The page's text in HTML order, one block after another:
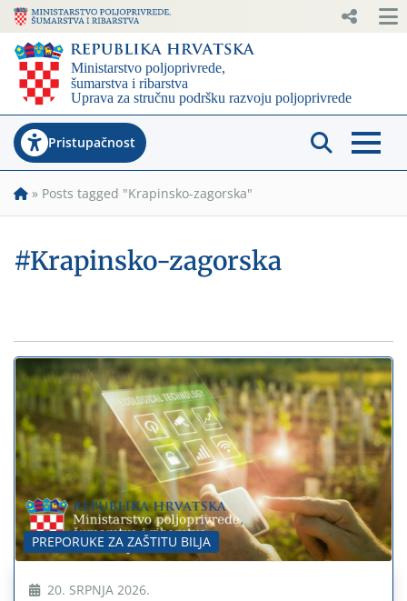
Pristupačnost
» Posts tagged "Krapinsko-zagorska"
#Krapinsko-zagorska
PREPORUKE ZA ZAŠTITU BILJA
20. SRPNJA 2026.